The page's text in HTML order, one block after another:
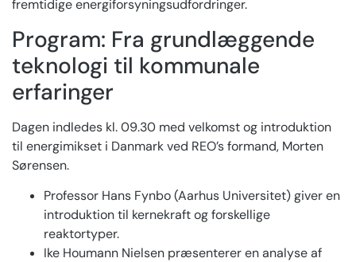
fremtidige energiforsyningsudfordringer.
Program: Fra grundlæggende
teknologi til kommunale
erfaringer
Dagen indledes kl. 09.30 med velkomst og introduktion
til energimikset i Danmark ved REO’s formand, Morten
Sørensen.
Professor Hans Fynbo (Aarhus Universitet) giver en
introduktion til kernekraft og forskellige
reaktortyper.
Ike Houmann Nielsen præsenterer en analyse af